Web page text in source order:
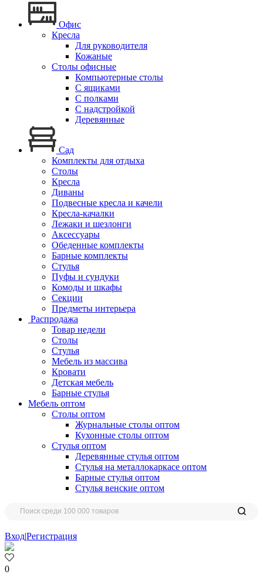
Офис
Кресла
Для руководителя
Кожаные
Столы офисные
Компьютерные столы
С ящиками
С полками
С надстройкой
Деревянные
Сад
Комплекты для отдыха
Столы
Кресла
Диваны
Подвесные кресла и качели
Кресла-качалки
Лежаки и шезлонги
Аксессуары
Обеденные комплекты
Барные комплекты
Стулья
Пуфы и сундуки
Комоды и шкафы
Секции
Предметы интерьера
Распродажа
Товар недели
Столы
Стулья
Мебель из массива
Кровати
Детская мебель
Барные стулья
Мебель оптом
Столы оптом
Журнальные столы оптом
Кухонные столы оптом
Стулья оптом
Деревянные стулья оптом
Стулья на металлокаркасе оптом
Барные стулья оптом
Стулья венские оптом
Вход|Регистрация
0